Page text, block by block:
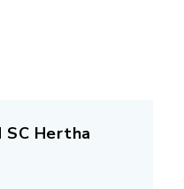
SC Hertha